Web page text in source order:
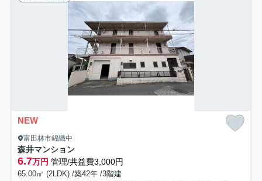
NEW
富田林市錦織中
森井マンション
6.7万円 管理/共益費3,000円
65.00㎡ (2LDK) /築42年 /3階建